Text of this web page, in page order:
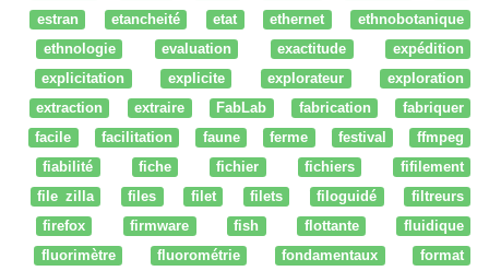
estran
etancheité etat ethernet
ethnobotanique
ethnologie
evaluation exactitude
expédition
explicitation
explicite explorateur
exploration
extraction
extraire FabLab fabrication
fabriquer
facile
facilitation faune ferme festival
ffmpeg
fiabilité
fiche fichier fichiers
fifilement
file zilla
files filet filets filoguidé
filtreurs
firefox
firmware fish flottante
fluidique
fluorimètre
fluorométrie fondamentaux
format